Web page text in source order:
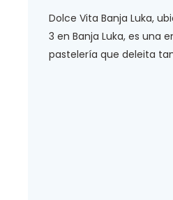
Dolce Vita Banja Luka,
3 en Banja Luka, es una
pastelería que deleita